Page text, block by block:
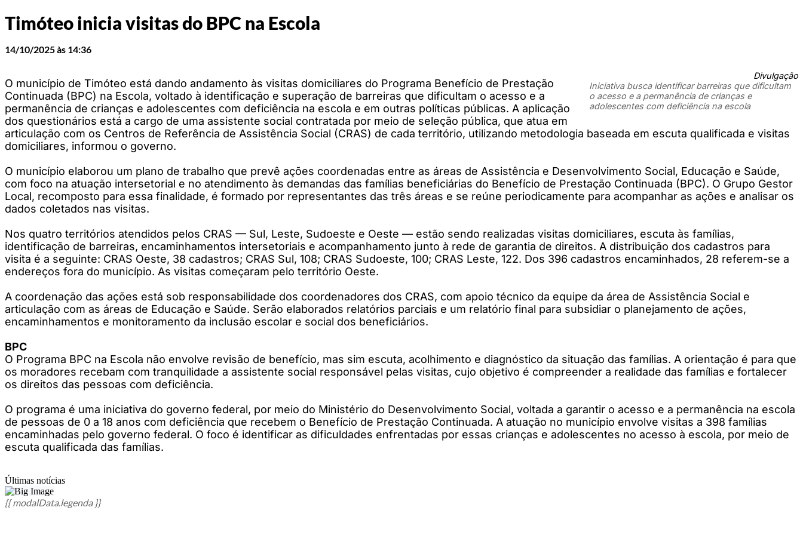
Timóteo inicia visitas do BPC na Escola
14/10/2025 às 14:36
Divulgação
Iniciativa busca identificar barreiras que dificultam
o acesso e a permanência de crianças e
adolescentes com deficiência na escola
O município de Timóteo está dando andamento às visitas domiciliares do Programa Benefício de Prestação
Continuada (BPC) na Escola, voltado à identificação e superação de barreiras que dificultam o acesso e a
permanência de crianças e adolescentes com deficiência na escola e em outras políticas públicas. A aplicação
dos questionários está a cargo de uma assistente social contratada por meio de seleção pública, que atua em
articulação com os Centros de Referência de Assistência Social (CRAS) de cada território, utilizando metodologia baseada em escuta qualificada e visitas
domiciliares, informou o governo.
O município elaborou um plano de trabalho que prevê ações coordenadas entre as áreas de Assistência e Desenvolvimento Social, Educação e Saúde,
com foco na atuação intersetorial e no atendimento às demandas das famílias beneficiárias do Benefício de Prestação Continuada (BPC). O Grupo Gestor
Local, recomposto para essa finalidade, é formado por representantes das três áreas e se reúne periodicamente para acompanhar as ações e analisar os
dados coletados nas visitas.
Nos quatro territórios atendidos pelos CRAS — Sul, Leste, Sudoeste e Oeste — estão sendo realizadas visitas domiciliares, escuta às famílias,
identificação de barreiras, encaminhamentos intersetoriais e acompanhamento junto à rede de garantia de direitos. A distribuição dos cadastros para
visita é a seguinte: CRAS Oeste, 38 cadastros; CRAS Sul, 108; CRAS Sudoeste, 100; CRAS Leste, 122. Dos 396 cadastros encaminhados, 28 referem-se a
endereços fora do município. As visitas começaram pelo território Oeste.
A coordenação das ações está sob responsabilidade dos coordenadores dos CRAS, com apoio técnico da equipe da área de Assistência Social e
articulação com as áreas de Educação e Saúde. Serão elaborados relatórios parciais e um relatório final para subsidiar o planejamento de ações,
encaminhamentos e monitoramento da inclusão escolar e social dos beneficiários.
BPC
O Programa BPC na Escola não envolve revisão de benefício, mas sim escuta, acolhimento e diagnóstico da situação das famílias. A orientação é para que
os moradores recebam com tranquilidade a assistente social responsável pelas visitas, cujo objetivo é compreender a realidade das famílias e fortalecer
os direitos das pessoas com deficiência.
O programa é uma iniciativa do governo federal, por meio do Ministério do Desenvolvimento Social, voltada a garantir o acesso e a permanência na escola
de pessoas de 0 a 18 anos com deficiência que recebem o Benefício de Prestação Continuada. A atuação no município envolve visitas a 398 famílias
encaminhadas pelo governo federal. O foco é identificar as dificuldades enfrentadas por essas crianças e adolescentes no acesso à escola, por meio de
escuta qualificada das famílias.
Últimas notícias
{{ modalData.legenda }}